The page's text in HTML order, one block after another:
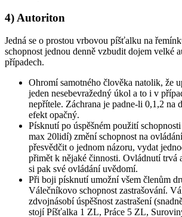
4) Autoriton
Jedná se o prostou vrbovou píšťalku na
schopnost jednou denně vzbudit dojem velké
případech.
Ohromí samotného člověka natolik, že
jeden nesebevražedný úkol a to i v
nepřítele. Záchrana je padne-li 0,1,2 na
efekt opačný.
Písknutí po úspěšném použití
max 20lidí) změní schopnost na
přesvědčit o jednom názoru, vydat
přimět k nějaké činnosti. Ovládnutí trvá
si pak své ovládání uvědomí.
Při boji písknutí umožní všem členům
Válečníkovo schopnost zastrašování.
zdvojnásobí úspěšnost zastrašení
stojí Píšťalka 1 ZL, Práce 5 ZL,